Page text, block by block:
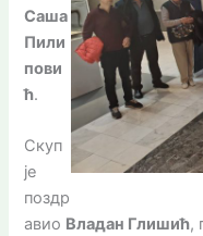
Саша
Пили
пови
ћ.
Скуп
је
поздр
авио Владан Глишић,